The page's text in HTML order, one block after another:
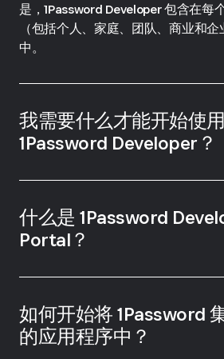
是，1Password Developer 包含在每
（包括个人、家庭、团队、商业和企
中。
我需要什么才能开始使用
1Password Developer？
1Password Developer 门户网站
什么是 1Password
Portal？
如何开始将 1Password
的应用程序中？